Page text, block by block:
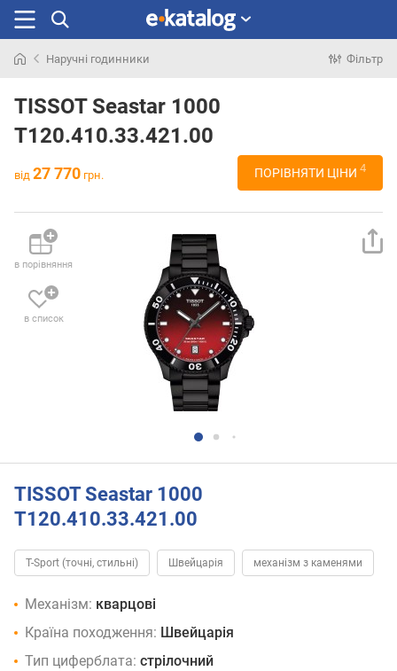
раніше
Наручні годинники Фільтр
TISSOT Seastar 1000
T120.410.33.421.00
від 27 770 грн. ПОРІВНЯТИ ЦІНИ 4
в порівняння
в список
TISSOT Seastar 1000
T120.410.33.421.00
T-Sport (точні, стильні) Швейцарія механізм з каменями
Механізм: кварцові
Країна походження: Швейцарія
Тип циферблата: стрілочний